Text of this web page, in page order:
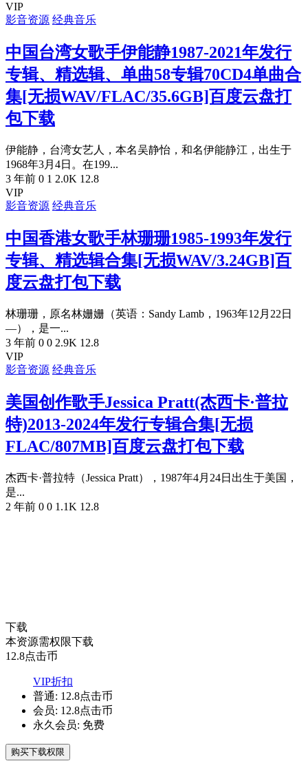
VIP
影音资源 经典音乐
中国台湾女歌手伊能静1987-2021年发行
专辑、精选辑、单曲58专辑70CD4单曲合
集[无损WAV/FLAC/35.6GB]百度云盘打
包下载
伊能静，台湾女艺人，本名吴静怡，和名伊能静江，出生于
1968年3月4日。在199...
3 年前 0 1 2.0K 12.8
VIP
影音资源 经典音乐
中国香港女歌手林珊珊1985-1993年发行
专辑、精选辑合集[无损WAV/3.24GB]百
度云盘打包下载
林珊珊，原名林姗姗（英语：Sandy Lamb，1963年12月22日
—），是一...
3 年前 0 0 2.9K 12.8
VIP
影音资源 经典音乐
美国创作歌手Jessica Pratt(杰西卡·普拉
特)2013-2024年发行专辑合集[无损
FLAC/807MB]百度云盘打包下载
杰西卡·普拉特（Jessica Pratt），1987年4月24日出生于美国，
是...
2 年前 0 0 1.1K 12.8
下载
本资源需权限下载
12.8点击币
VIP折扣
普通: 12.8点击币
会员: 12.8点击币
永久会员: 免费
购买下载权限